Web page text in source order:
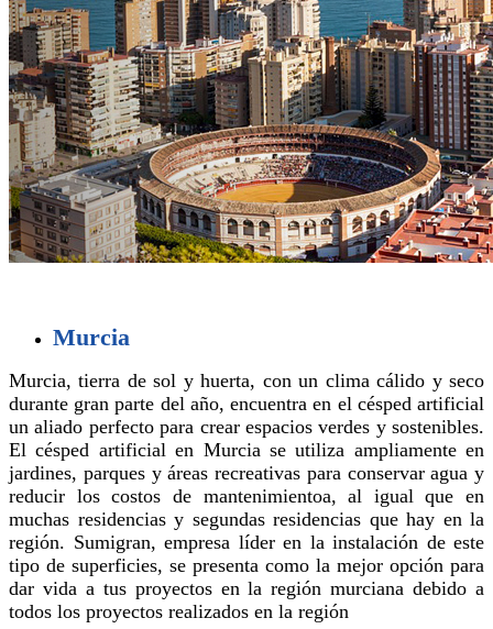
Murcia
Murcia, tierra de sol y huerta, con un clima cálido y seco
durante gran parte del año, encuentra en el césped artificial
un aliado perfecto para crear espacios verdes y sostenibles.
El césped artificial en Murcia se utiliza ampliamente en
jardines, parques y áreas recreativas para conservar agua y
reducir los costos de mantenimientoa, al igual que en
muchas residencias y segundas residencias que hay en la
región. Sumigran, empresa líder en la instalación de este
tipo de superficies, se presenta como la mejor opción para
dar vida a tus proyectos en la región murciana debido a
todos los proyectos realizados en la región